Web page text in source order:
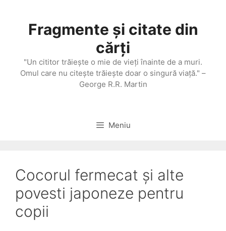
conținutFragmente și citate din
cărți
"Un cititor trăieşte o mie de vieţi înainte de a muri.
Omul care nu citeşte trăieşte doar o singură viaţă." –
George R.R. Martin
Meniu
Cocorul fermecat și alte
povesti japoneze pentru
copii